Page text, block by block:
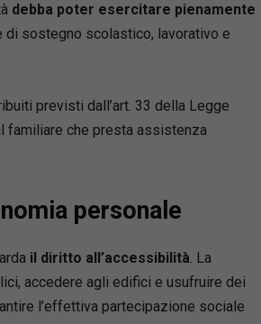
debba poter esercitare pienamente
di sostegno scolastico, lavorativo e
previsti dall’art. 33 della Legge
familiare che presta assistenza
personale
il diritto all’accessibilità. La
accedere agli edifici e usufruire dei
l’effettiva partecipazione sociale